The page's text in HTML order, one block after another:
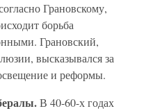
Грановскому,
борьба
Грановский,
высказывался за
и реформы.
В 40-60-х годах